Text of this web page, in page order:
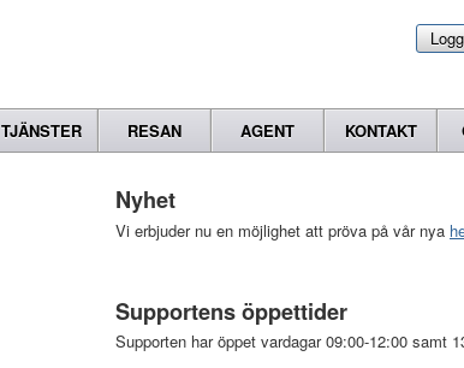
TJÄNSTER RESAN AGENT KONTAKT
Nyhet
Vi erbjuder nu en möjlighet att pröva på vår nya
Supportens öppettider
Supporten har öppet vardagar 09:00-12:00 samt